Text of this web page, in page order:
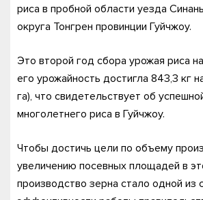
риса в пробной области уезда
округа Тонгрен провинции Гуйчжоу.
Это второй год сбора урожая риса
его урожайность достигла 843,3 кг
га), что свидетельствует об
многолетнего риса в Гуйчжоу.
Чтобы достичь цели по объему
увеличению посевных площадей в
производство зерна стало одной из